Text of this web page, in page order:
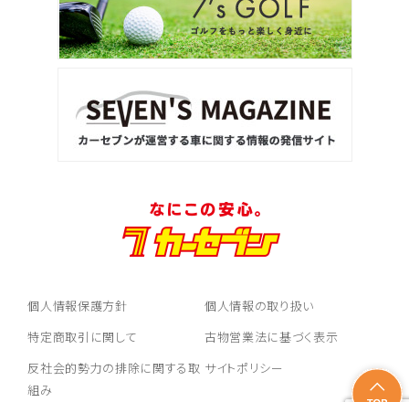
個人情報保護方針
個人情報の取り扱い
特定商取引に関して
古物営業法に基づく表示
反社会的勢力の排除に関する取
組み
サイトポリシー